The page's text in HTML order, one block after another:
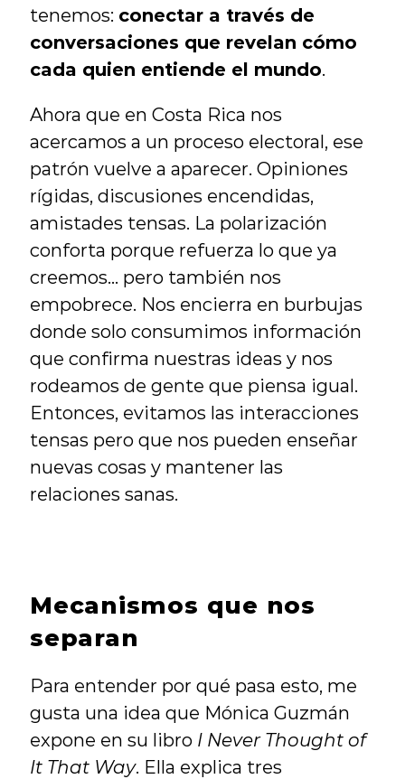
tenemos: conectar a través de
conversaciones que revelan cómo
cada quien entiende el mundo.
Ahora que en Costa Rica nos
acercamos a un proceso electoral, ese
patrón vuelve a aparecer. Opiniones
rígidas, discusiones encendidas,
amistades tensas. La polarización
conforta porque refuerza lo que ya
creemos… pero también nos
empobrece. Nos encierra en burbujas
donde solo consumimos información
que confirma nuestras ideas y nos
rodeamos de gente que piensa igual.
Entonces, evitamos las interacciones
tensas pero que nos pueden enseñar
nuevas cosas y mantener las
relaciones sanas.
Mecanismos que nos
separan
Para entender por qué pasa esto, me
gusta una idea que Mónica Guzmán
expone en su libro I Never Thought of
It That Way. Ella explica tres